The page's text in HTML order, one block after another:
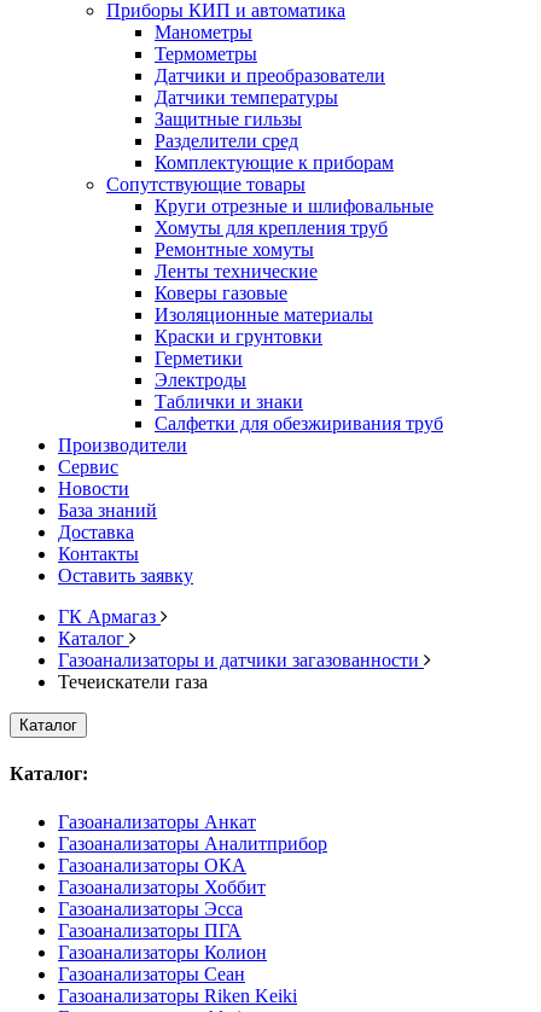
Приборы КИП и автоматика
Манометры
Термометры
Датчики и преобразователи
Датчики температуры
Защитные гильзы
Разделители сред
Комплектующие к приборам
Сопутствующие товары
Круги отрезные и шлифовальные
Хомуты для крепления труб
Ремонтные хомуты
Ленты технические
Коверы газовые
Изоляционные материалы
Краски и грунтовки
Герметики
Электроды
Таблички и знаки
Салфетки для обезжиривания труб
Производители
Сервис
Новости
База знаний
Доставка
Контакты
Оставить заявку
ГК Армагаз
Каталог
Газоанализаторы и датчики загазованности
Течеискатели газа
Каталог
Каталог:
Газоанализаторы Анкат
Газоанализаторы Аналитприбор
Газоанализаторы ОКА
Газоанализаторы Хоббит
Газоанализаторы Эсса
Газоанализаторы ПГА
Газоанализаторы Колион
Газоанализаторы Сеан
Газоанализаторы Riken Keiki